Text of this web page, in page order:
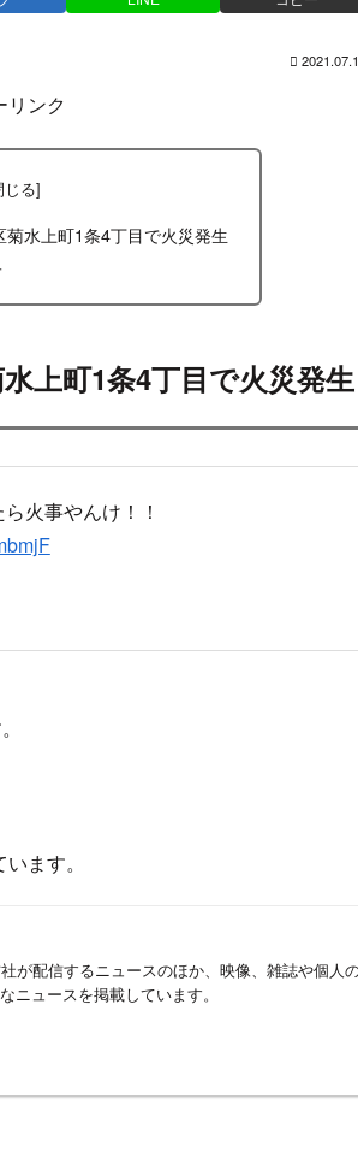
2021.07.13
上町1条4丁目で火災発生